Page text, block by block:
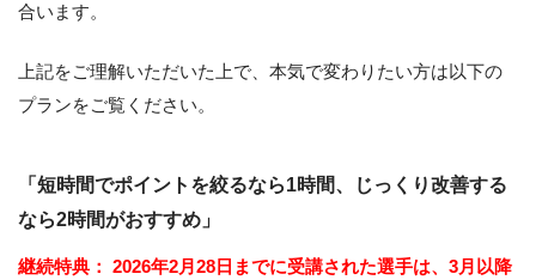
合います。
上記をご理解いただいた上で、本気で変わりたい方は以下の
プランをご覧ください。
「短時間でポイントを絞るなら1時間、じっくり改善する
なら2時間がおすすめ」
継続特典：
2026年2月28日までに受講された選手は、3月以降